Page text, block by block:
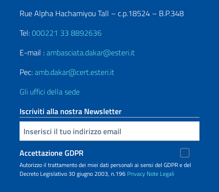
Rue Alpha Hachamiyou Tall – c.p.18524 – B.P.348
Tel:000221 33 8892636
E-mail :ambasciata.dakar@esteri.it
Pec:amb.dakar@cert.esteri.it
Gli uffici della sede
Iscriviti alla nostra Newsletter
Inserisci la tua email
Accettazione GDPR
Autorizzo il trattamento dei miei dati personali ai sensi del GDPR e del
Decreto Legislativo 30 giugno 2003, n.196 Privacy Note Legali